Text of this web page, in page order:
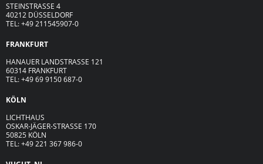
STEINSTRASSE 4
40212 DÜSSELDORF
TEL: +49 211545907-0
FRANKFURT
HANAUER LANDSTRASSE 121
60314 FRANKFURT
TEL: +49 69 9150 687-0
KÖLN
LICHTHAUS
OSKAR-JÄGER-STRASSE 170
50825 KÖLN
TEL: +49 221 367 986-0